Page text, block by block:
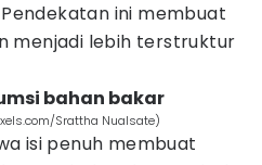
ini membuat
menjadi lebih terstruktur
bahan bakar
Srattha Nualsate)
isi penuh membuat